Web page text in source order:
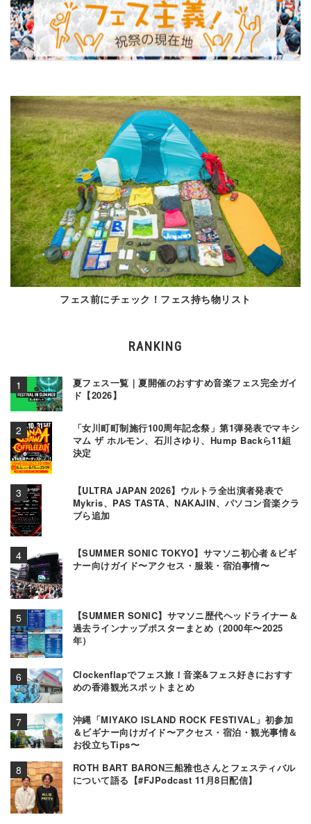
フェス前にチェック！フェス持ち物リスト
RANKING
夏フェス一覧｜夏開催のおすすめ音楽フェス完全ガイ
ド【2026】
「女川町町制施行100周年記念祭」第1弾発表でマキシ
マム ザ ホルモン、石川さゆり、Hump Backら11組
決定
【ULTRA JAPAN 2026】ウルトラ全出演者発表で
Mykris、PAS TASTA、NAKAJIN、パソコン音楽クラ
ブら追加
【SUMMER SONIC TOKYO】サマソニ初心者＆ビギ
ナー向けガイド〜アクセス・服装・宿泊事情〜
【SUMMER SONIC】サマソニ歴代ヘッドライナー＆
過去ラインナップポスターまとめ（2000年〜2025
年）
Clockenflapでフェス旅！音楽&フェス好きにおすす
めの香港観光スポットまとめ
沖縄「MIYAKO ISLAND ROCK FESTIVAL」初参加
＆ビギナー向けガイド〜アクセス・宿泊・観光事情＆
お役立ちTips〜
ROTH BART BARON三船雅也さんとフェスティバル
について語る【#FJPodcast 11月8日配信】